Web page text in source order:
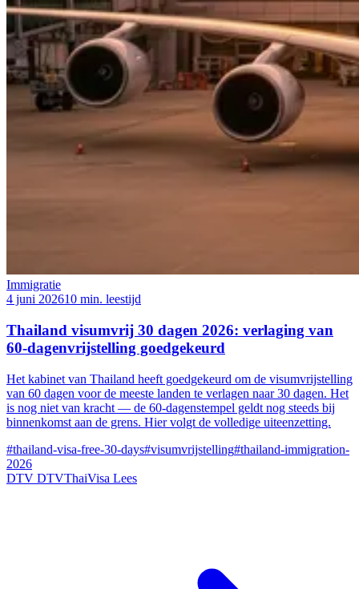
Immigratie
4 juni 202610 min. leestijd
Thailand visumvrij 30 dagen 2026: verlaging van
60-dagenvrijstelling goedgekeurd
Het kabinet van Thailand heeft goedgekeurd om de visumvrijstelling
van 60 dagen voor de meeste landen te verlagen naar 30 dagen. Het
is nog niet van kracht — de 60-dagenstempel geldt nog steeds bij
binnenkomst aan de grens. Hier volgt de volledige uiteenzetting.
#thailand-visa-free-30-days#visumvrijstelling#thailand-immigration-
2026
DTV DTVThaiVisa Lees